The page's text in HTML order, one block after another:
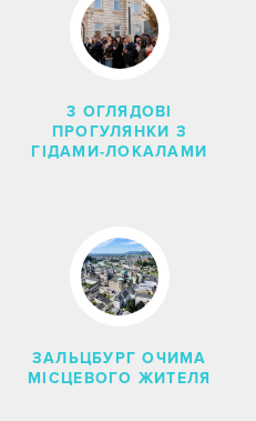
3 ОГЛЯДОВІ
ПРОГУЛЯНКИ З
ГІДАМИ-ЛОКАЛАМИ
ЗАЛЬЦБУРГ ОЧИМА
МІСЦЕВОГО ЖИТЕЛЯ